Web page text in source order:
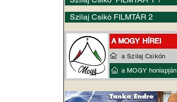
Szilaj Csikó FILMTÁR 2
a Szilaj Csikón
a MOGY honlapján